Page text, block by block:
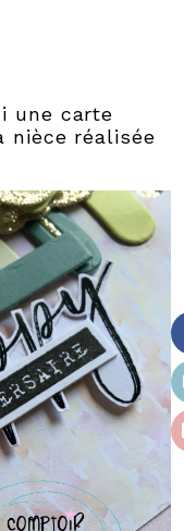
une carte
nièce réalisée